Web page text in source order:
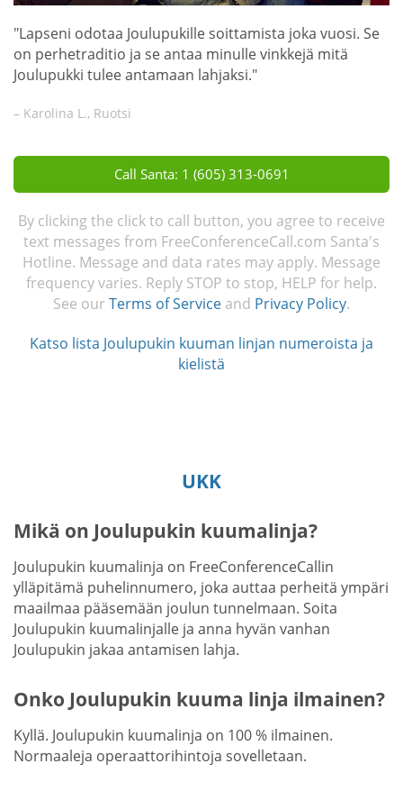
"Lapseni odotaa Joulupukille soittamista joka vuosi. Se
on perhetraditio ja se antaa minulle vinkkejä mitä
Joulupukki tulee antamaan lahjaksi."
– Karolina L., Ruotsi
Call Santa: 1 (605) 313-0691
By clicking the click to call button, you agree to receive
text messages from FreeConferenceCall.com Santa's
Hotline. Message and data rates may apply. Message
frequency varies. Reply STOP to stop, HELP for help.
See our Terms of Service and Privacy Policy.
Katso lista Joulupukin kuuman linjan numeroista ja
kielistä
UKK
Mikä on Joulupukin kuumalinja?
Joulupukin kuumalinja on FreeConferenceCallin
ylläpitämä puhelinnumero, joka auttaa perheitä ympäri
maailmaa pääsemään joulun tunnelmaan. Soita
Joulupukin kuumalinjalle ja anna hyvän vanhan
Joulupukin jakaa antamisen lahja.
Onko Joulupukin kuuma linja ilmainen?
Kyllä. Joulupukin kuumalinja on 100 % ilmainen.
Normaaleja operaattorihintoja sovelletaan.